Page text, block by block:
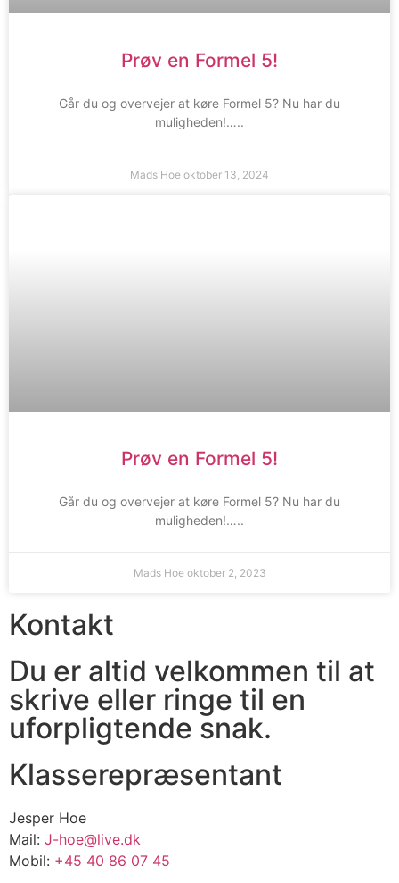
Prøv en Formel 5!
Går du og overvejer at køre Formel 5? Nu har du
muligheden!…..
Mads Hoe oktober 13, 2024
Prøv en Formel 5!
Går du og overvejer at køre Formel 5? Nu har du
muligheden!…..
Mads Hoe oktober 2, 2023
Kontakt
Du er altid velkommen til at
skrive eller ringe til en
uforpligtende snak.
Klasserepræsentant
Jesper Hoe
Mail: J-hoe@live.dk
Mobil: +45 40 86 07 45